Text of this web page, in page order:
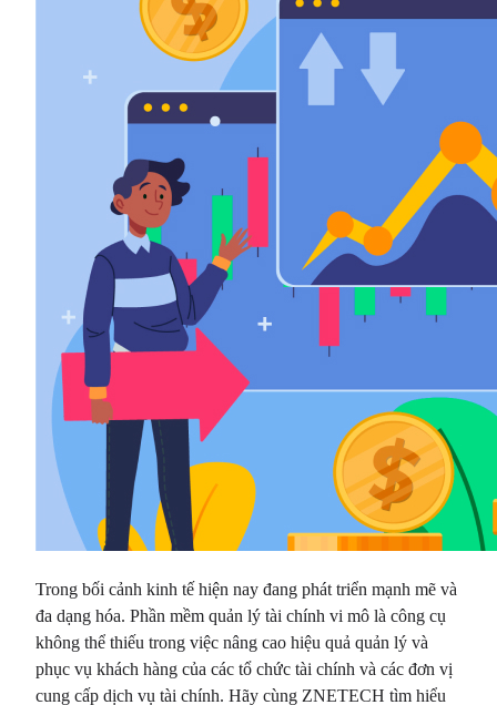
Trong bối cảnh kinh tế hiện nay đang phát triển mạnh mẽ và
đa dạng hóa. Phần mềm quản lý tài chính vi mô là công cụ
không thể thiếu trong việc nâng cao hiệu quả quản lý và
phục vụ khách hàng của các tổ chức tài chính và các đơn vị
cung cấp dịch vụ tài chính. Hãy cùng ZNETECH tìm hiểu